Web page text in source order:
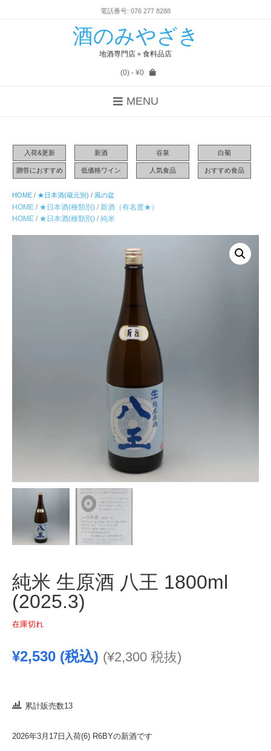
電話番号: 076 277 8288
酒のみやざき
地酒専門店＋食料品店
(0)- ¥0
MENU
入荷&更新 新酒 谷泉 白菊
贈答におすすめ 低価格ワイン 人気食品 おすすめ食品
HOME / ★日本酒(蔵元別) / 風の盆
HOME / ★日本酒(種類別) / 新酒（有名度★）
HOME / ★日本酒(種類別) / 純米
純米 生原酒 八王 1800ml
(2025.3)
在庫切れ
¥2,530 (税込) (¥2,300 税抜)
累計販売数13
2026年3月17日入荷(6) R6BYの新酒です